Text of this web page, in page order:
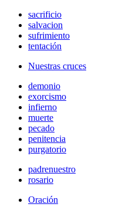
sacrificio
salvacion
sufrimiento
tentación
Nuestras cruces
demonio
exorcismo
infierno
muerte
pecado
penitencia
purgatorio
padrenuestro
rosario
Oración